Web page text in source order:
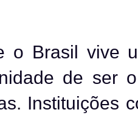
o Brasil vive
de ser
Instituições